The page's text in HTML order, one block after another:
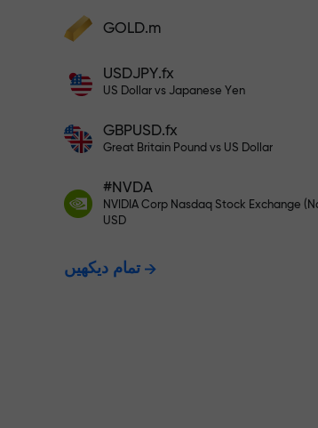
فنڈز جمع کریں اور اپنے ڈپازٹ سے 1,000 گنا بڑا
ڈپازٹ جتنا بڑا ہوگا، اتنا
ہی زیادہ ضرب ہوگا۔
ہم آپ کے
ہیں۔
X1000 تک کا بونس — مارکیٹ میں
GOLD.m
USDJPY.fx
US Dollar vs Japanese Yen
GBPUSD.fx
Great Britain Pound vs US Dollar
#NVDA
NVIDIA Corp Nasdaq Stock Exchange
USD
تمام دیکھیں